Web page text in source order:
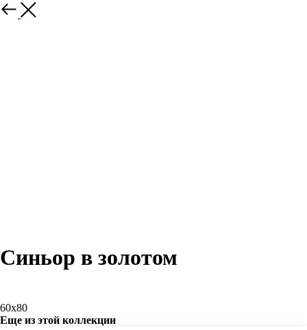
Назад
Синьор в золотом
60х80
Еще из этой коллекции